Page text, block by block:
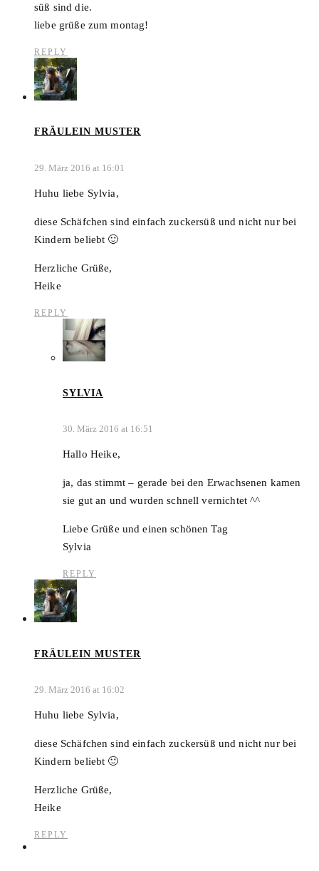
süß sind die.
liebe grüße zum montag!
REPLY
FRÄULEIN MUSTER
29. März 2016 at 16:01
Huhu liebe Sylvia,
diese Schäfchen sind einfach zuckersüß und nicht nur bei
Kindern beliebt 🙂
Herzliche Grüße,
Heike
REPLY
SYLVIA
30. März 2016 at 16:51
Hallo Heike,
ja, das stimmt – gerade bei den Erwachsenen kamen
sie gut an und wurden schnell vernichtet ^^
Liebe Grüße und einen schönen Tag
Sylvia
REPLY
FRÄULEIN MUSTER
29. März 2016 at 16:02
Huhu liebe Sylvia,
diese Schäfchen sind einfach zuckersüß und nicht nur bei
Kindern beliebt 🙂
Herzliche Grüße,
Heike
REPLY